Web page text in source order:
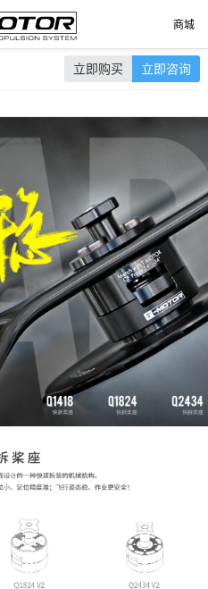
商城
立即咨询
立即购买